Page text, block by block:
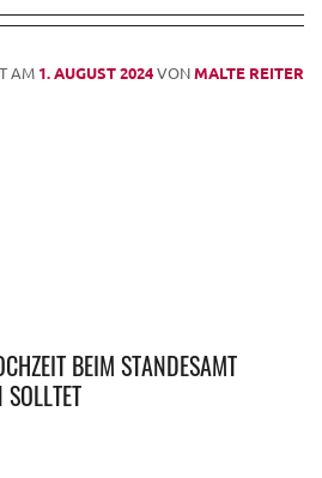
AM 1. AUGUST 2024VONMALTE REITER
BEIM STANDESAMT